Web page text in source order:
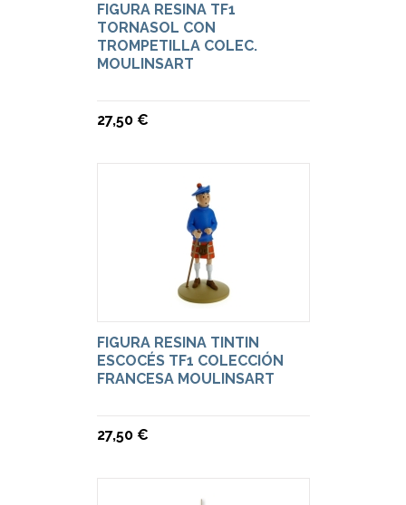
FIGURA RESINA TF1
TORNASOL CON
TROMPETILLA COLEC.
MOULINSART
27,50 €
FIGURA RESINA TINTIN
ESCOCÉS TF1 COLECCIÓN
FRANCESA MOULINSART
27,50 €